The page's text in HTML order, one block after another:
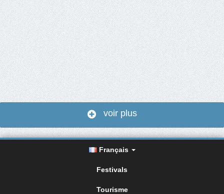
voir plus
Français
Festivals
Tourisme